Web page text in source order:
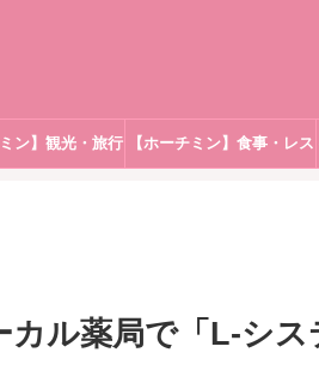
ミン】観光・旅行 【ホーチミン】食事・レス
カル薬局で「L-シス